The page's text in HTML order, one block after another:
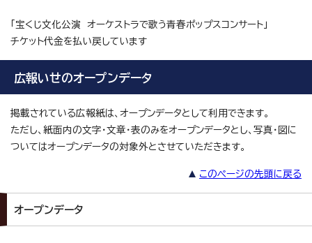
「宝くじ文化公演 オーケストラで歌う青春ポップスコンサート」
チケット代金を払い戻しています
広報いせのオープンデータ
掲載されている広報紙は、オープンデータとして利用できます。
ただし、紙面内の文字・文章・表のみをオープンデータとし、写真・図に
ついてはオープンデータの対象外とさせていただきます。
このページの先頭に戻る
オープンデータ